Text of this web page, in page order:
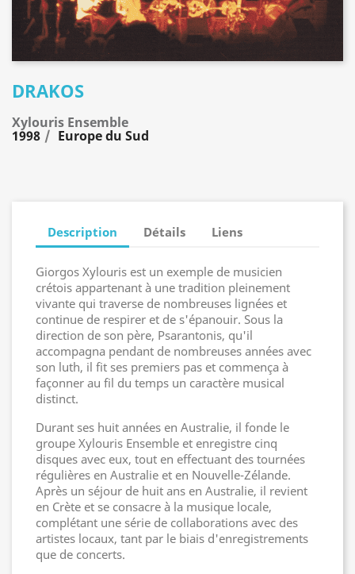
DRAKOS
Xylouris Ensemble
1998 Europe du Sud
Description Détails Liens
Giorgos Xylouris est un exemple de musicien
crétois appartenant à une tradition pleinement
vivante qui traverse de nombreuses lignées et
continue de respirer et de s'épanouir. Sous la
direction de son père, Psarantonis, qu'il
accompagna pendant de nombreuses années avec
son luth, il fit ses premiers pas et commença à
façonner au fil du temps un caractère musical
distinct.
Durant ses huit années en Australie, il fonde le
groupe Xylouris Ensemble et enregistre cinq
disques avec eux, tout en effectuant des tournées
régulières en Australie et en Nouvelle-Zélande.
Après un séjour de huit ans en Australie, il revient
en Crète et se consacre à la musique locale,
complétant une série de collaborations avec des
artistes locaux, tant par le biais d'enregistrements
que de concerts.